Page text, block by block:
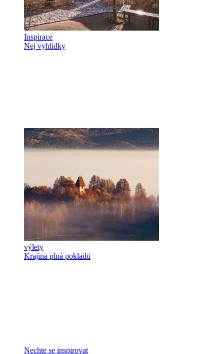
Inspirace
Nej vyhlídky
výlety
Krajina plná pokladů
Nechte se inspirovat